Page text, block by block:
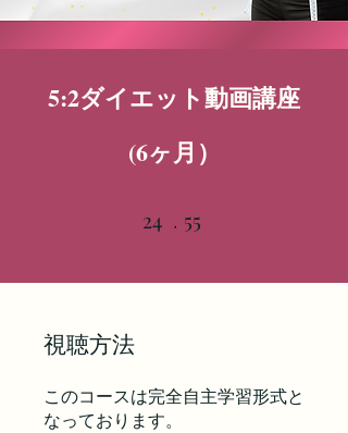
5:2ダイエット動画講座
(6ヶ月）
24 55
視聴方法
このコースは完全自主学習形式と
なっております。